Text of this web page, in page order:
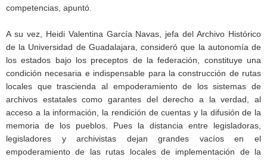
competencias, apuntó.
A su vez, Heidi Valentina García Navas, jefa del Archivo Histórico
de la Universidad de Guadalajara, consideró que la autonomía de
los estados bajo los preceptos de la federación, constituye una
condición necesaria e indispensable para la construcción de rutas
locales que trascienda al empoderamiento de los sistemas de
archivos estatales como garantes del derecho a la verdad, al
acceso a la información, la rendición de cuentas y la difusión de la
memoria de los pueblos. Pues la distancia entre legisladoras,
legisladores y archivistas dejan grandes vacíos en el
empoderamiento de las rutas locales de implementación de la